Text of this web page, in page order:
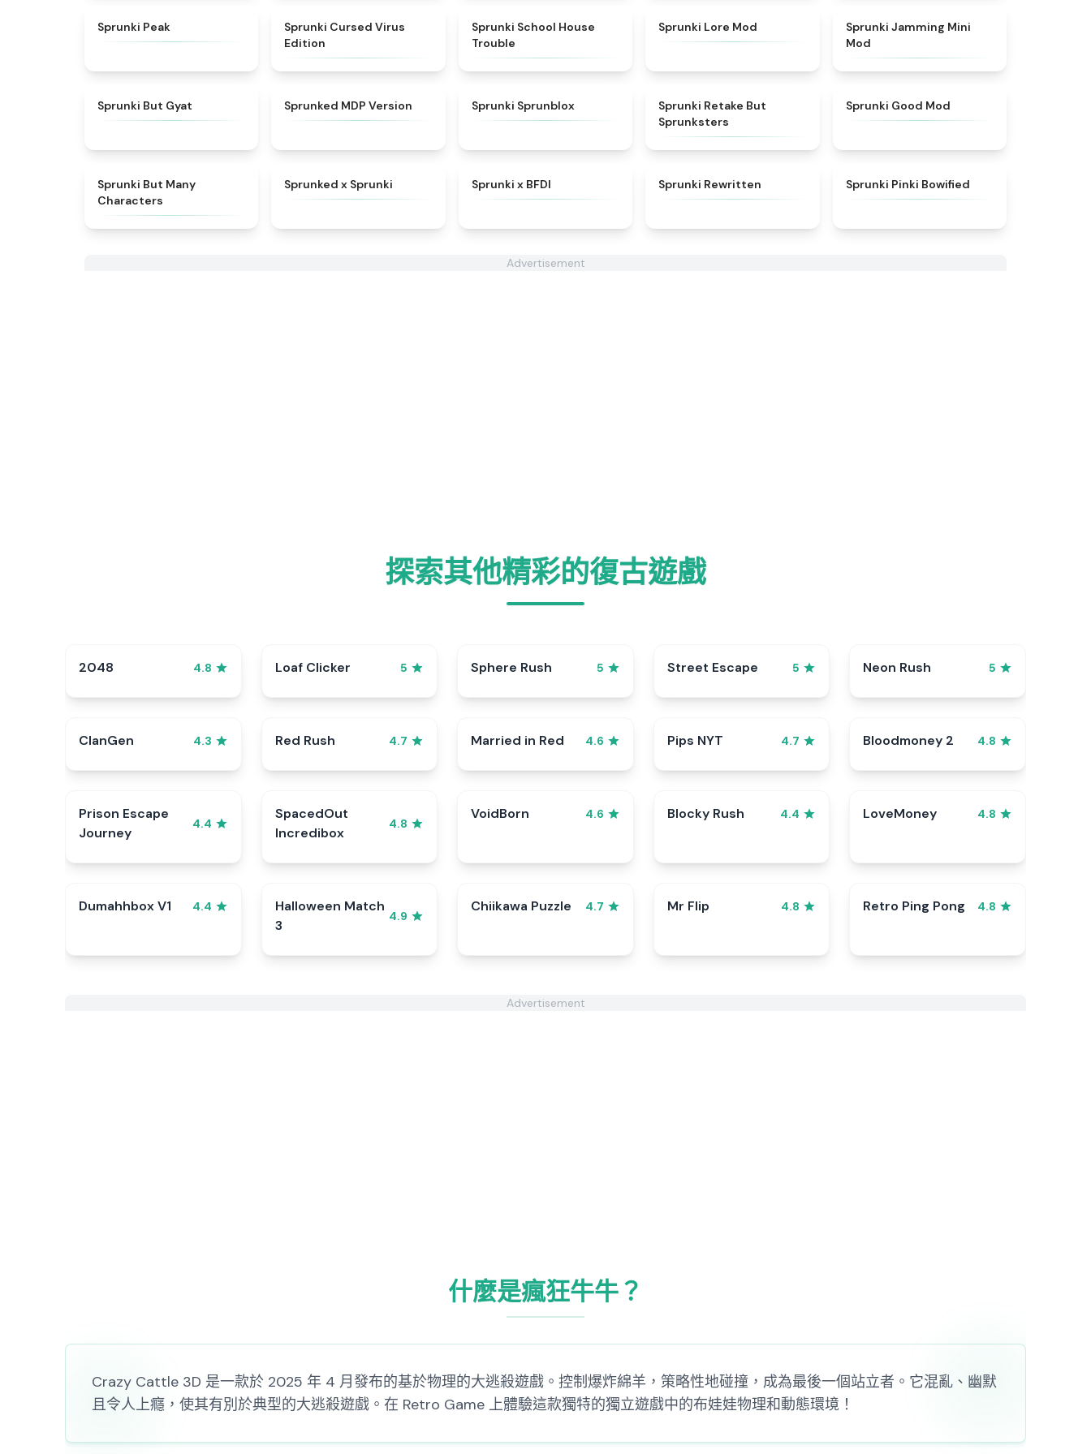
Sprunki Peak
Sprunki Cursed Virus
Edition
Sprunki School House
Trouble
Sprunki Lore Mod ★
Sprunki Jamming Mini
Mod
Sprunki But Gyat Sprunked MDP Version Sprunki Sprunblox
Sprunki Retake But
Sprunksters
Sprunki Good Mod
Sprunki But Many
Characters
Sprunked x Sprunki Sprunki x BFDI Sprunki Rewritten Sprunki Pinki Bowified
Advertisement
探索其他精彩的復古遊戲
2048 4.8 Loaf Clicker 5 Sphere Rush 5 Street Escape 5 Neon Rush 5
ClanGen 4.3 Red Rush 4.7 Married in Red 4.6 Pips NYT 4.7 Bloodmoney 2 4.8
Prison Escape
Journey
4.4
SpacedOut
Incredibox
4.8
VoidBorn 4.6 Blocky Rush 4.4 LoveMoney 4.8
Dumahhbox V1 4.4
Halloween Match
3
4.9
Chiikawa Puzzle 4.7 Mr Flip 4.8 Retro Ping Pong 4.8
Advertisement
什麼是瘋狂牛牛？
Crazy Cattle 3D 是一款於 2025 年 4 月發布的基於物理的大逃殺遊戲。控制爆炸綿羊，策略性地碰撞，成為最後一個站立者。它混亂、幽默
且令人上癮，使其有別於典型的大逃殺遊戲。在 Retro Game 上體驗這款獨特的獨立遊戲中的布娃娃物理和動態環境！